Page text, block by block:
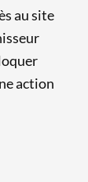
au site
action